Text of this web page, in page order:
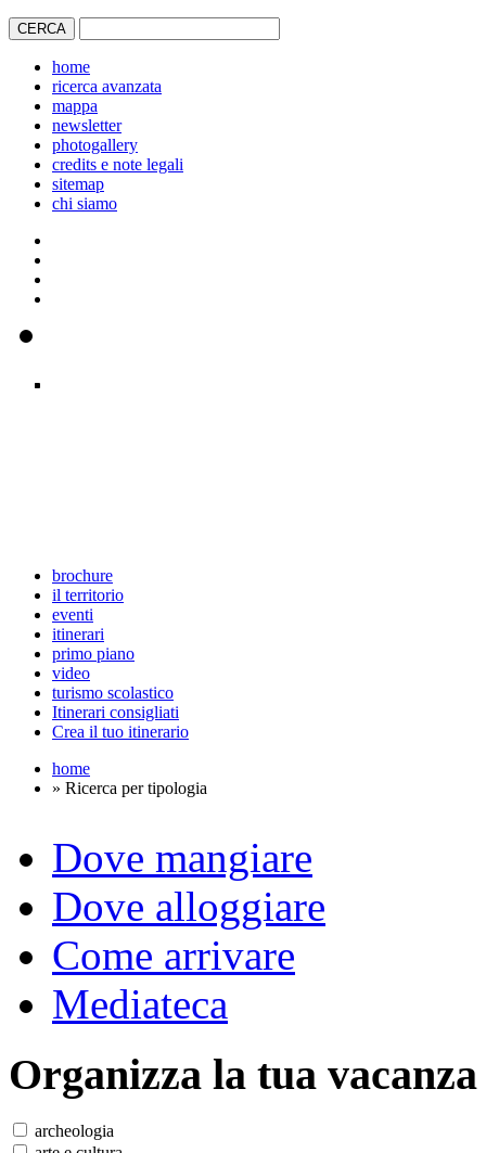
home
ricerca avanzata
mappa
newsletter
photogallery
credits e note legali
sitemap
chi siamo
brochure
il territorio
eventi
itinerari
primo piano
video
turismo scolastico
Itinerari consigliati
Crea il tuo itinerario
home
» Ricerca per tipologia
Dove mangiare
Dove alloggiare
Come arrivare
Mediateca
Organizza la tua vacanza
archeologia